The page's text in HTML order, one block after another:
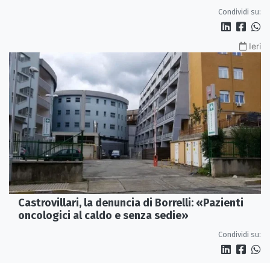
Condividi su:
Ieri
Castrovillari, la denuncia di Borrelli: «Pazienti
oncologici al caldo e senza sedie»
Condividi su: